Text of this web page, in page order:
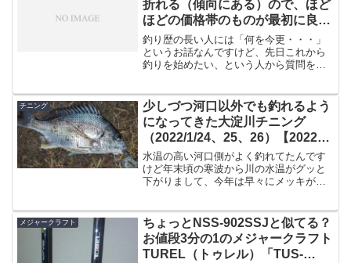
折れる（傾向にある）ので、ほど
ほどの価格帯のものが最初に良い
と思います
釣り歴の長い人には「何を今更・・・」
というお話なんですけど、先日これから
釣りを始めたい、という人から質問をも
いうわけではありません。・メジャーク
ラフト ファーストキャス...
チニング
少しづつ河口以外でも釣れるよう
になってきた大淀川チニング
（2022/1/24、25、26）【2022年
1月釣行】
水温の高い河口側がよく釣れてたんです
けど年末頃の寒波から川の水温がグッと
下がりまして、今年は早々にメッキが居
り辛くなるという事が起きておりまし
た。（去年は１月でもそこそ...
メジャークラフト
ちょっとNSS-902SSJと似てる？
お値段3分の1のメジャークラフト
TUREL（トゥレル）「TUS-